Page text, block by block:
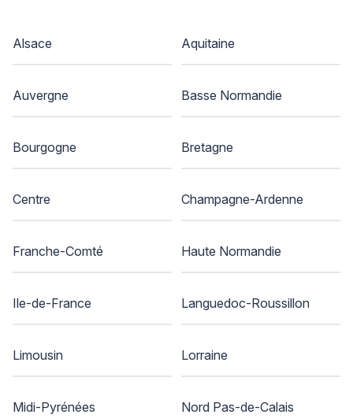
Alsace Aquitaine
Auvergne Basse Normandie
Bourgogne Bretagne
Centre Champagne-Ardenne
Franche-Comté Haute Normandie
Ile-de-France Languedoc-Roussillon
Limousin Lorraine
Midi-Pyrénées Nord Pas-de-Calais